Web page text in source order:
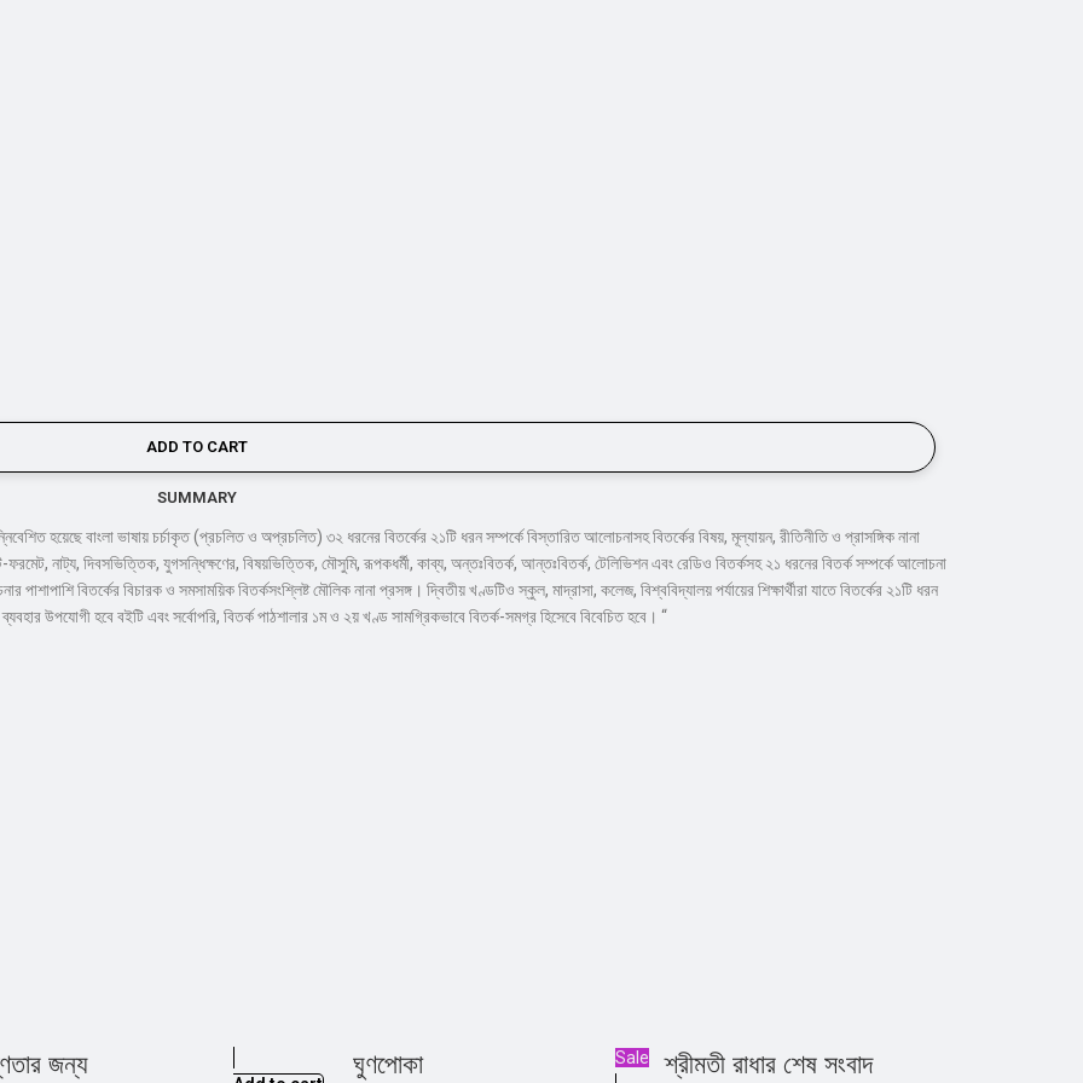
ADD TO CART
SUMMARY
হয়েছে বাংলা ভাষায় চর্চাকৃত (প্রচলিত ও অপ্রচলিত) ৩২ ধরনের বিতর্কের ২১টি ধরন সম্পর্কে বিস্তারিত আলোচনাসহ বিতর্কের বিষয়, মূল্যায়ন, রীতিনীতি ও প্রাসঙ্গিক নানা
ফরমেট, নাট্য, দিবসভিত্তিক, যুগসন্ধিক্ষণের, বিষয়ভিত্তিক, মৌসুমি, রূপকধর্মী, কাব্য, অন্তঃবিতর্ক, আন্তঃবিতর্ক, টেলিভিশন এবং রেডিও বিতর্কসহ ২১ ধরনের বিতর্ক সম্পর্কে আলোচনা
বিতর্কের বিচারক ও সমসাময়িক বিতর্কসংশ্লিষ্ট মৌলিক নানা প্রসঙ্গ। দ্বিতীয় খণ্ডটিও স্কুল, মাদ্রাসা, কলেজ, বিশ্ববিদ্যালয় পর্যায়ের শিক্ষার্থীরা যাতে বিতর্কের ২১টি ধরন
উপযোগী হবে বইটি এবং সর্বোপরি, বিতর্ক পাঠশালার ১ম ও ২য় খণ্ড সামগ্রিকভাবে বিতর্ক-সমগ্র হিসেবে বিবেচিত হবে। “
জন্য ঘুণপোকা Sale শ্রীমতী রাধার শেষ সংবাদ